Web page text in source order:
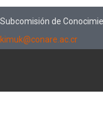
Subcomisión de
kimuk@conare.ac.cr